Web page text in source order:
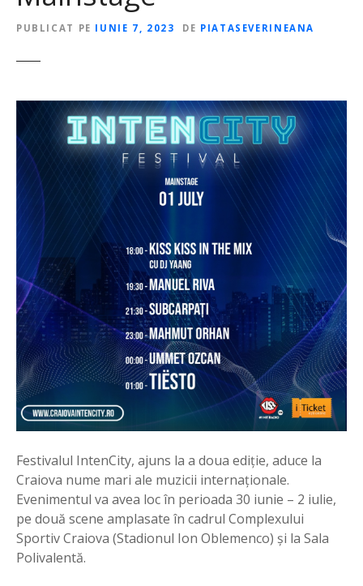
PUBLICAT PE IUNIE 7, 2023 DE PIATASEVERINEANA
Festivalul IntenCity, ajuns la a doua ediție, aduce la
Craiova nume mari ale muzicii internaționale.
Evenimentul va avea loc în perioada 30 iunie – 2 iulie,
pe două scene amplasate în cadrul Complexului
Sportiv Craiova (Stadionul Ion Oblemenco) și la Sala
Polivalentă.